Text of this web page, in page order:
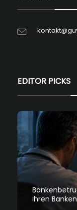
EDITOR PICKS
ihren